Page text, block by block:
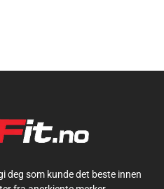
(Coordinated Universal Time)
deg som kunde det beste innen